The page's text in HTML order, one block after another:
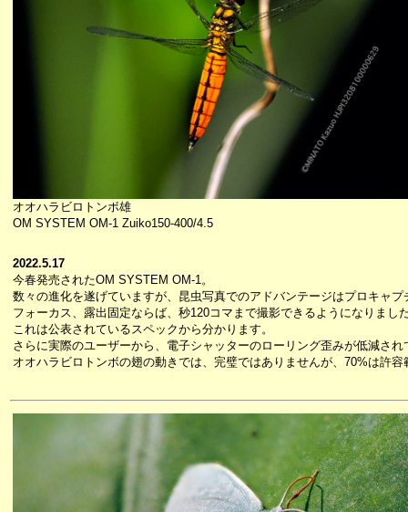
オオハラビロトンボ雄
OM SYSTEM OM-1 Zuiko150-400/4.5
2022.5.17
今春発売されたOM SYSTEM OM-1。
数々の進化を遂げていますが、昆虫写真でのアドバンテージはプロキャプ
フォーカス、露出固定ならば、秒120コマまで撮影できるようになりまし
これは公表されているスペックから分かります。
さらに実際のユーザーから、電子シャッターのローリング歪みが低減さ
オオハラビロトンボの翅の動きでは、完璧ではありませんが、70%は許容